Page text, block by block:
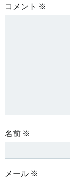
コメント ※
名前 ※
メール ※